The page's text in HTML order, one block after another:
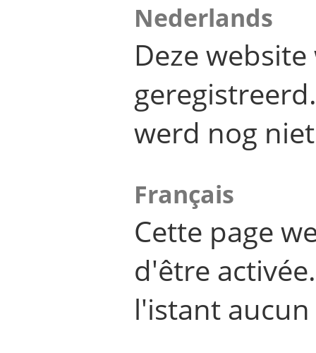
Nederlands
Deze
werd nog
Français
Cette page
d'être
l'istant